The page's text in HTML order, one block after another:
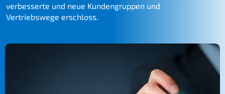
verbes­ser­te und neue Kunden­grup­pen und
Vertriebs­we­ge erschloss.